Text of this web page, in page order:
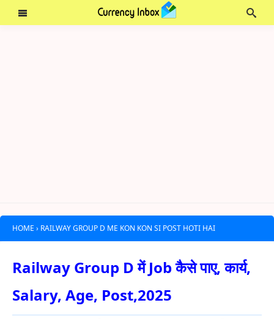
HOME › RAILWAY GROUP D ME KON KON SI POST HOTI HAI
Railway Group D में Job कैसे पाए, कार्य,
Salary, Age, Post,2025